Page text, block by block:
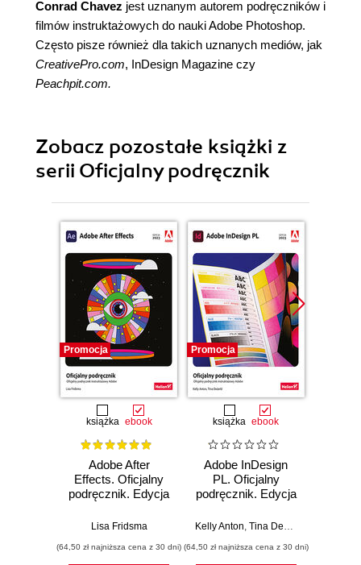
Conrad Chavez jest uznanym autorem podręczników i
filmów instruktażowych do nauki Adobe Photoshop.
Często pisze również dla takich uznanych mediów, jak
CreativePro.com, InDesign Magazine czy
Peachpit.com.
Zobacz pozostałe książki z
serii Oficjalny podręcznik
Promocja
książka ebook
Adobe After
Effects. Oficjalny
podręcznik. Edycja
Lisa Fridsma
(64,50 zł najniższa cena z 30 dni)
Promocja
książka ebook
Adobe InDesign
PL. Oficjalny
podręcznik. Edycja
Kelly Anton Tina DeJarld
(64,50 zł najniższa cena z 30 dni)